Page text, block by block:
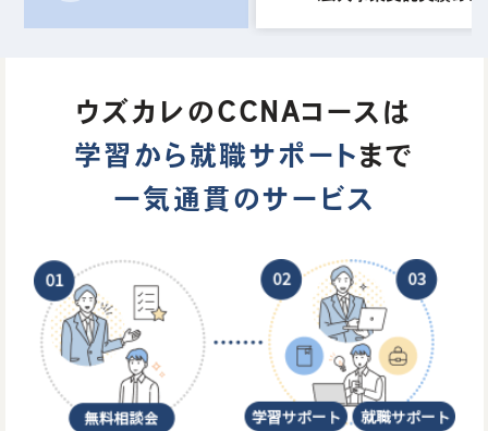
ウズカレのCCNAコースは
学習から就職サポートまで
一気通貫のサービス